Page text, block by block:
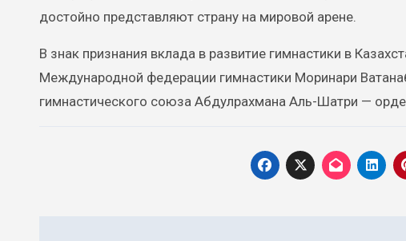
достойно представляют страну на мировой арене.
В знак признания вклада в развитие гимнастики в
Международной федерации гимнастики Моринари
гимнастического союза Абдулрахмана Аль-Шатри —